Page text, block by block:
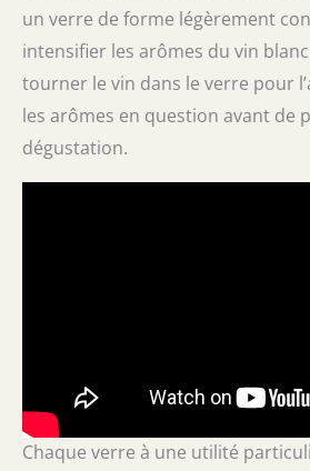
un verre de forme légèrement
intensifier les arômes du vin
tourner le vin dans le verre pour
les arômes en question avant de
dégustation.
Chaque verre à une utilité